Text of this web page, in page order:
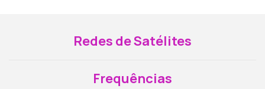
Redes de Satélites
Frequências